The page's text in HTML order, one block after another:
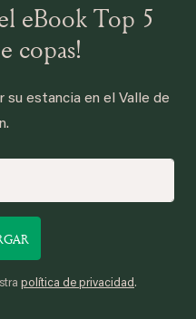
eBook Top 5
copas!
su estancia en el Valle de
política de privacidad.